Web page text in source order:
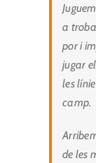
a
por i
jugar
les
camp.
de les